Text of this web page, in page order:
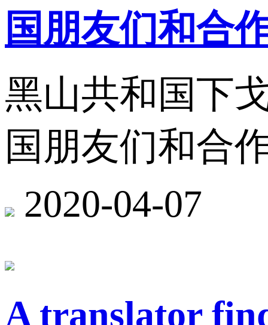
国朋友们和合
黑山共和国下
国朋友们和合
2020-04-07
A translator